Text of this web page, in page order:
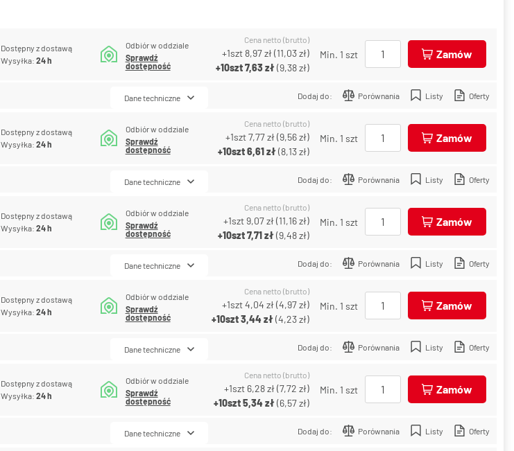
Dostępny z dostawą
Wysyłka:24 h
Odbiór w oddziale
Sprawdź
dostępność
Cena netto (brutto)
+1szt 8,97 zł(11,03 zł)
+10szt7,63 zł(9,38 zł)
Min. 1 szt Zamów
Dodaj do: Porównania Listy Oferty
Dane techniczne
Dostępny z dostawą
Wysyłka:24 h
Odbiór w oddziale
Sprawdź
dostępność
Cena netto (brutto)
+1szt7,77 zł(9,56 zł)
+10szt6,61 zł(8,13 zł)
Min. 1 szt Zamów
Dodaj do: Porównania Listy Oferty
Dane techniczne
Dostępny z dostawą
Wysyłka:24 h
Odbiór w oddziale
Sprawdź
dostępność
Cena netto (brutto)
+1szt9,07 zł(11,16 zł)
+10szt7,71 zł(9,48 zł)
Min. 1 szt Zamów
Dodaj do: Porównania Listy Oferty
Dane techniczne
Dostępny z dostawą
Wysyłka:24 h
Odbiór w oddziale
Sprawdź
dostępność
Cena netto (brutto)
+1szt4,04 zł(4,97 zł)
+10szt3,44 zł(4,23 zł)
Min. 1 szt Zamów
Dodaj do: Porównania Listy Oferty
Dane techniczne
Dostępny z dostawą
Wysyłka:24 h
Odbiór w oddziale
Sprawdź
dostępność
Cena netto (brutto)
+1szt 6,28 zł(7,72 zł)
+10szt5,34 zł(6,57 zł)
Min. 1 szt Zamów
Dodaj do: Porównania Listy Oferty
Dane techniczne